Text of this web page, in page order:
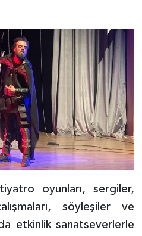
oyunları, sergiler,
söyleşiler ve
etkinlik sanatseverlerle